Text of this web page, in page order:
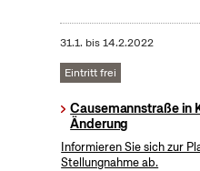
31.1. bis14.2.2022
Eintritt frei
Causemannstraße in
Änderung
Informieren Sie sich zur
Stellungnahme ab.